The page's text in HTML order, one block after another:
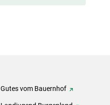
Gutes vom Bauernhof